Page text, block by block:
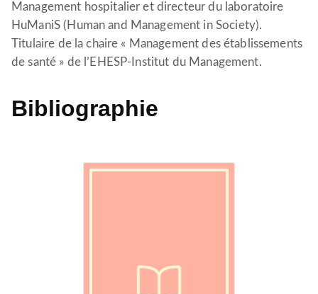
Management hospitalier et directeur du laboratoire
HuManiS (Human and Management in Society).
Titulaire de la chaire « Management des établissements
de santé » de l’EHESP-Institut du Management.
Bibliographie